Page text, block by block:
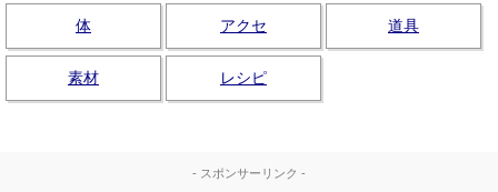
体 アクセ 道具
素材 レシピ
- スポンサーリンク -